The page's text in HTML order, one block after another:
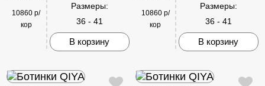
10860 р/
кор
Размеры:
36 - 41
В корзину
10860 р/
кор
Размеры:
36 - 41
В корзину